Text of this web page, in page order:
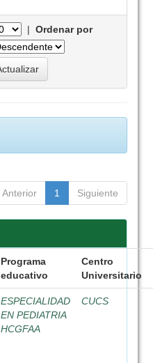
|Ordenar por
Anterior 1 Siguiente
Programa
educativo
Centro
Universitario
ESPECIALIDAD
EN PEDIATRIA
HCGFAA
CUCS